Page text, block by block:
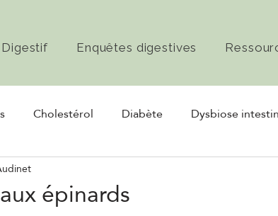
Enquêtes digestives
Cholestérol Diabète Dysbiose
Fermentation
épinards